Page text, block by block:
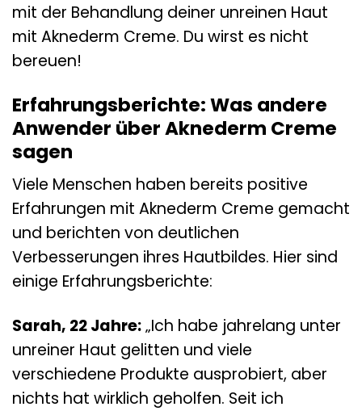
mit der Behandlung deiner unreinen Haut
mit Aknederm Creme. Du wirst es nicht
bereuen!
Erfahrungsberichte: Was andere
Anwender über Aknederm Creme
sagen
Viele Menschen haben bereits positive
Erfahrungen mit Aknederm Creme gemacht
und berichten von deutlichen
Verbesserungen ihres Hautbildes. Hier sind
einige Erfahrungsberichte:
Sarah, 22 Jahre:„Ich habe jahrelang unter
unreiner Haut gelitten und viele
verschiedene Produkte ausprobiert, aber
nichts hat wirklich geholfen. Seit ich